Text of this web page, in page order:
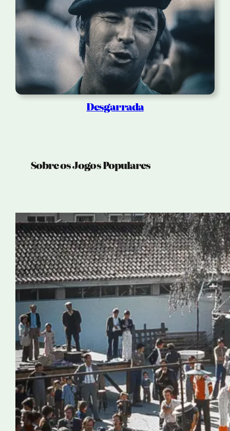
Desgarrada
Sobre os Jogos Populares